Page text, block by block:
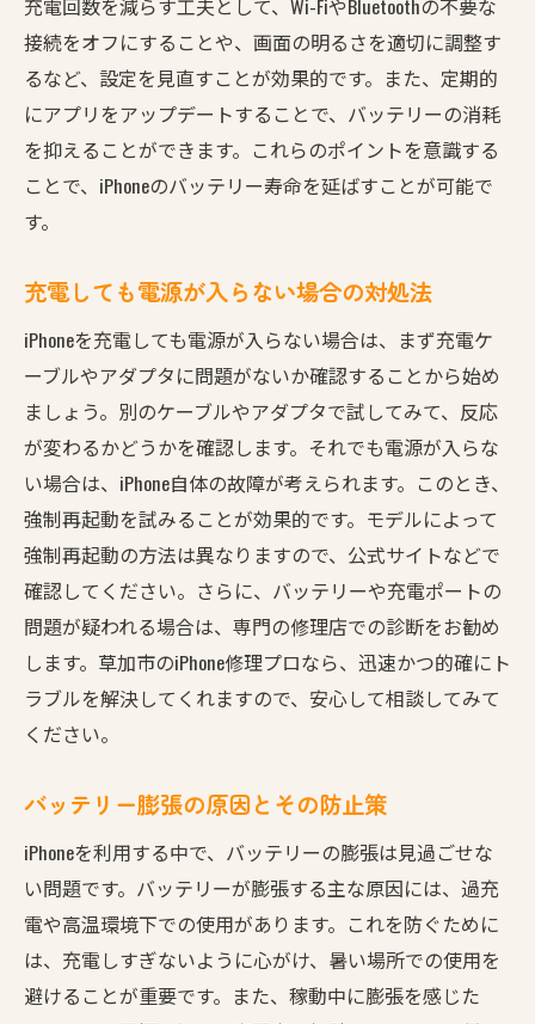
接続をオフにすることや、画面の明るさを適切に調整す
るなど、設定を見直すことが効果的です。また、定期的
にアプリをアップデートすることで、バッテリーの消耗
を抑えることができます。これらのポイントを意識する
ことで、iPhoneのバッテリー寿命を延ばすことが可能で
す。
充電しても電源が入らない場合の対処法
iPhoneを充電しても電源が入らない場合は、まず充電ケ
ーブルやアダプタに問題がないか確認することから始め
ましょう。別のケーブルやアダプタで試してみて、反応
が変わるかどうかを確認します。それでも電源が入らな
い場合は、iPhone自体の故障が考えられます。このとき、
強制再起動を試みることが効果的です。モデルによって
強制再起動の方法は異なりますので、公式サイトなどで
確認してください。さらに、バッテリーや充電ポートの
問題が疑われる場合は、専門の修理店での診断をお勧め
します。草加市のiPhone修理プロなら、迅速かつ的確にト
ラブルを解決してくれますので、安心して相談してみて
ください。
バッテリー膨張の原因とその防止策
iPhoneを利用する中で、バッテリーの膨張は見過ごせな
い問題です。バッテリーが膨張する主な原因には、過充
電や高温環境下での使用があります。これを防ぐために
は、充電しすぎないように心がけ、暑い場所での使用を
避けることが重要です。また、稼動中に膨張を感じた